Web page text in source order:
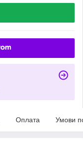
Оплата Умови